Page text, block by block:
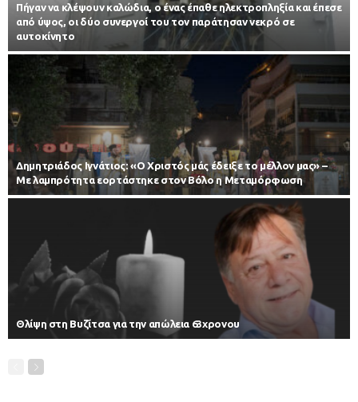
Πήγαν να κλέψουν καλώδια, ο ένας έπαθε ηλεκτροπληξία και έπεσε
από ύψος, οι δύο συνεργοί του τον παράτησαν νεκρό σε
αυτοκίνητο
Δημητριάδος Ιγνάτιος: «Ο Χριστός μάς έδειξε το μέλλον μας» –
Με λαμπρότητα εορτάστηκε στον Βόλο η Μεταμόρφωση
Θλίψη στη Βυζίτσα για την απώλεια 63χρονου